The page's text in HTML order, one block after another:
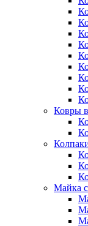
Ковры
Майка